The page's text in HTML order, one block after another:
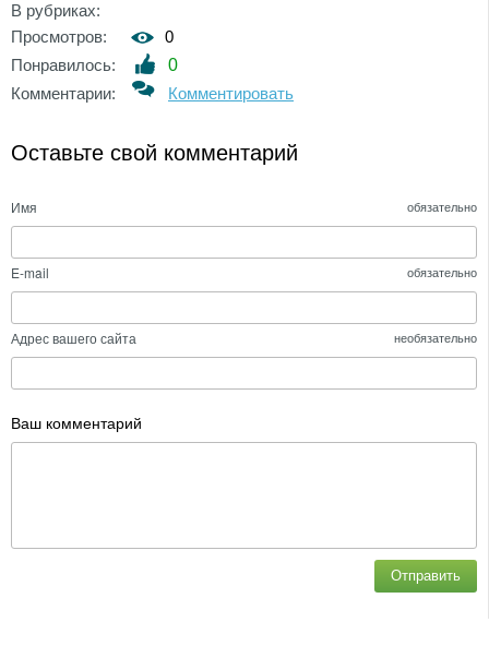
В рубриках:
Просмотров:
0
Понравилось:
0
Комментарии:
Комментировать
Оставьте свой комментарий
Имя обязательно
E-mail обязательно
Адрес вашего сайта необязательно
Ваш комментарий
Отправить